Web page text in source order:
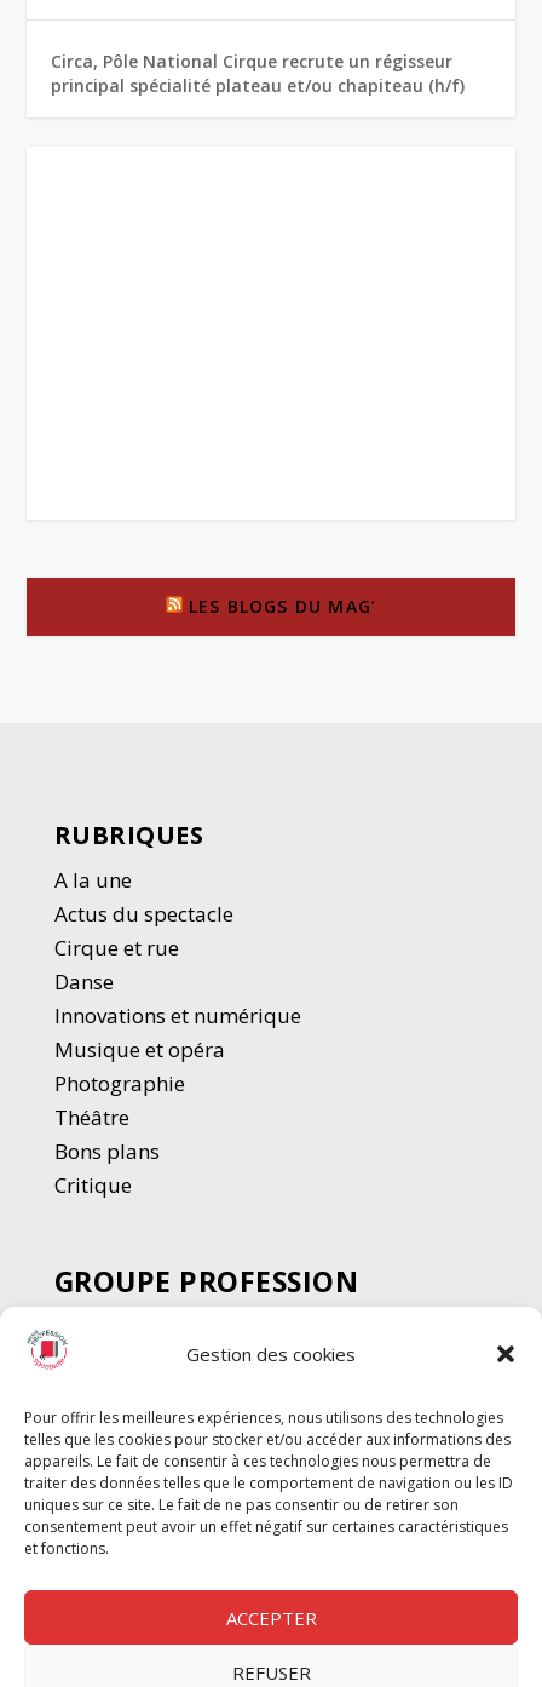
Gestion des cookies
Pour offrir les meilleures expériences, nous utilisons des technologies
telles que les cookies pour stocker et/ou accéder aux informations des
appareils. Le fait de consentir à ces technologies nous permettra de
traiter des données telles que le comportement de navigation ou les ID
uniques sur ce site. Le fait de ne pas consentir ou de retirer son
consentement peut avoir un effet négatif sur certaines caractéristiques
et fonctions.
ACCEPTER
REFUSER
Circa, Pôle National Cirque recrute un régisseur
principal spécialité plateau et/ou chapiteau (h/f)
LES BLOGS DU MAG’
RUBRIQUES
A la une
Actus du spectacle
Cirque et rue
Danse
Innovations et numérique
Musique et opéra
Photographie
Théâtre
Bons plans
Critique
GROUPE PROFESSION
SPECTACLE
Chèque Intermittents
Chèque Compta
Chèque Emploi Spectacle
G-Pods
Profession Audio-visuel